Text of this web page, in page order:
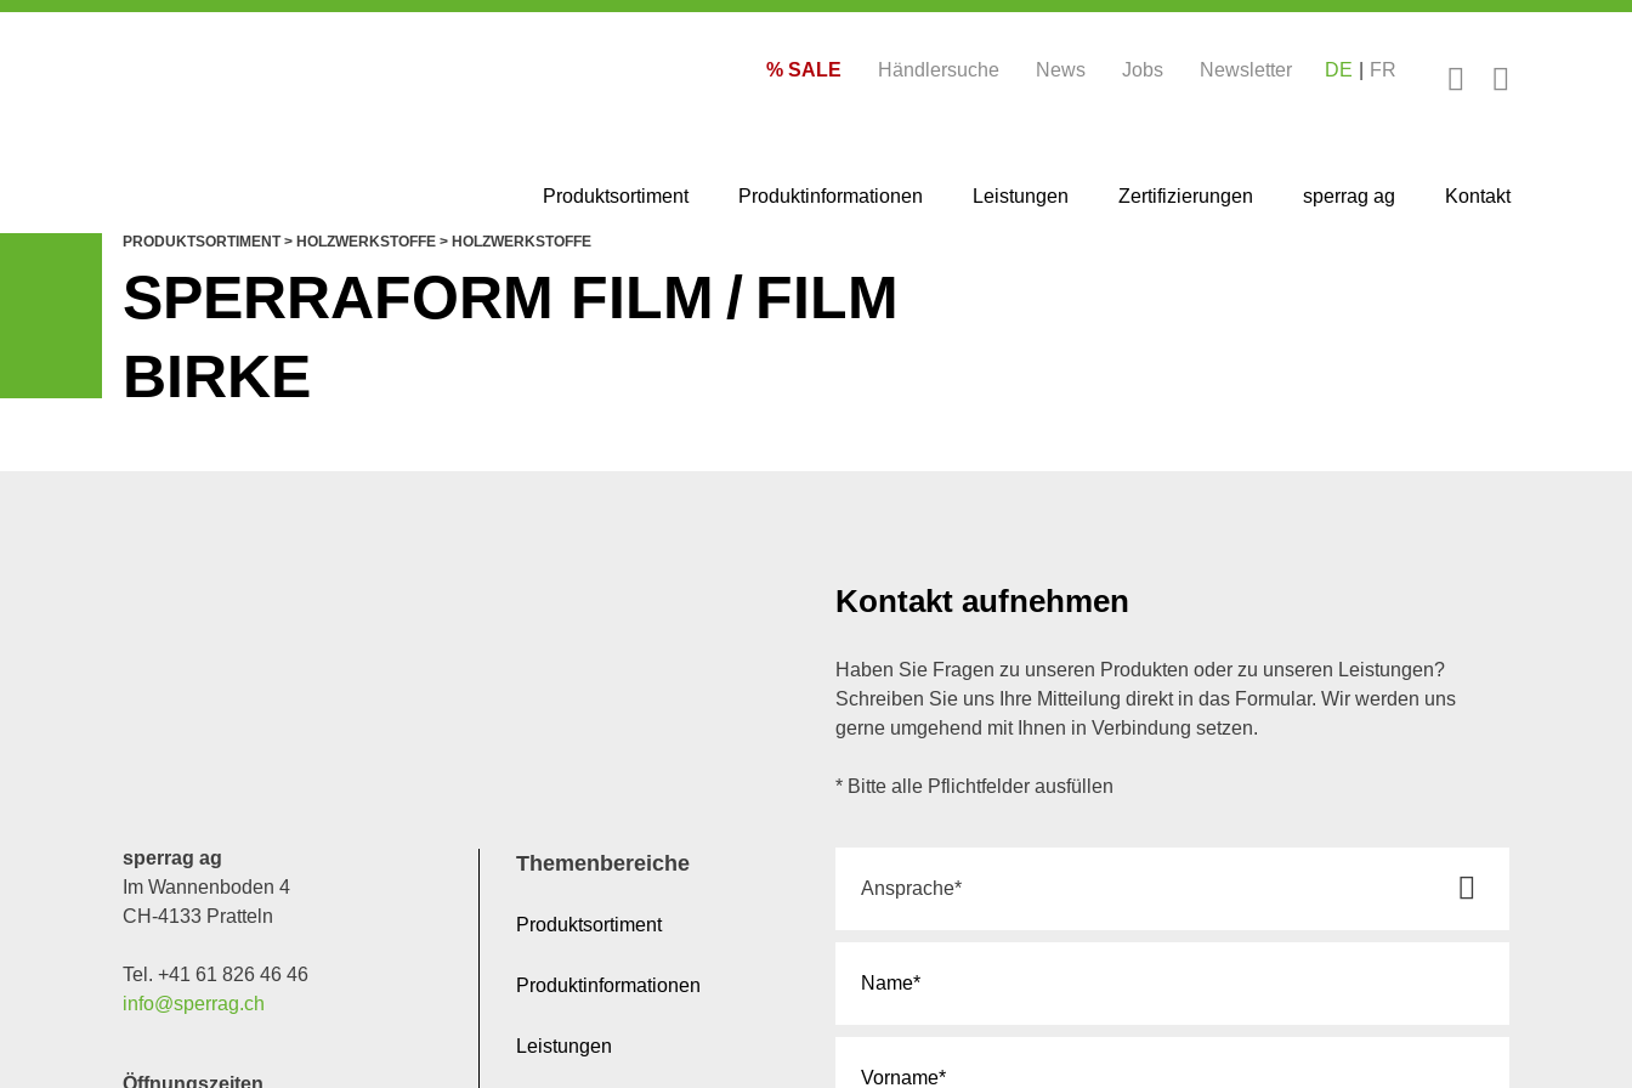
% SALE Händlersuche News Jobs Newsletter DE FR
Produktsortiment Produktinformationen Leistungen Zertifizierungen sperrag ag Kontakt
PRODUKTSORTIMENT> HOLZWERKSTOFFE> HOLZWERKSTOFFE
SPERRAFORM FILM / FILM
BIRKE
sperrag ag
Im Wannenboden 4
CH-4133 Pratteln
Tel. +41 61 826 46 46
info@sperrag.ch
Öffnungszeiten
Themenbereiche
Produktsortiment
Produktinformationen
Leistungen
Kontakt aufnehmen
Haben Sie Fragen zu unseren Produkten oder zu unseren Leistungen?
Schreiben Sie uns Ihre Mitteilung direkt in das Formular. Wir werden uns
gerne umgehend mit Ihnen in Verbindung setzen.
* Bitte alle Pflichtfelder ausfüllen